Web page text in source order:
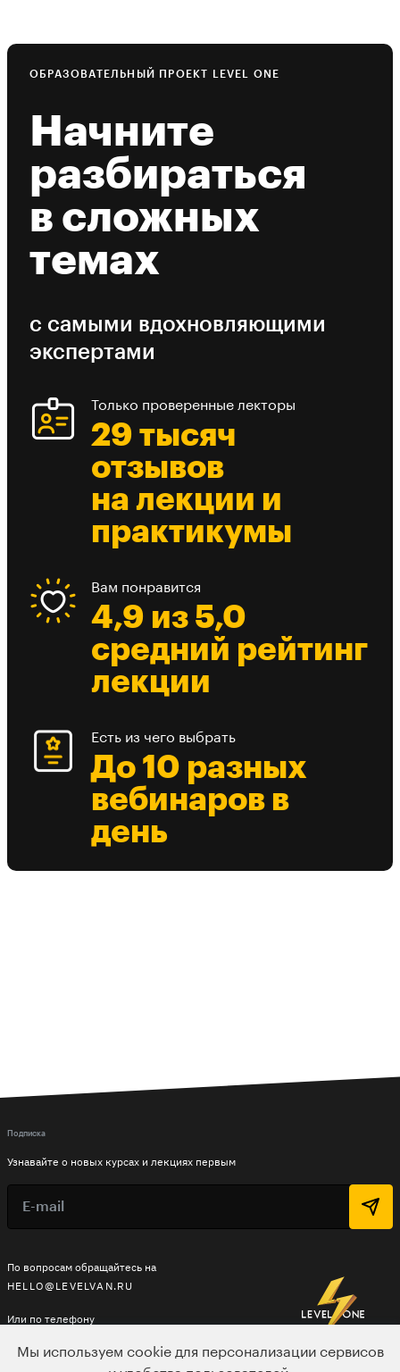
ОБРАЗОВАТЕЛЬНЫЙ ПРОЕКТ LEVEL ONE
Начните
разбираться
в сложных
темах
с самыми вдохновляющими
экспертами
Только проверенные лекторы
29 тысяч
отзывов
на лекции и
практикумы
Вам понравится
4,9 из 5,0
средний рейтинг
лекции
Есть из чего выбрать
До 10 разных
вебинаров в
день
По вопросам обращайтесь на
HELLO@LEVELVAN.RU
Или по телефону
Подписка
Узнавайте о новых курсах и лекциях первым
Мы используем cookie для персонализации сервисов